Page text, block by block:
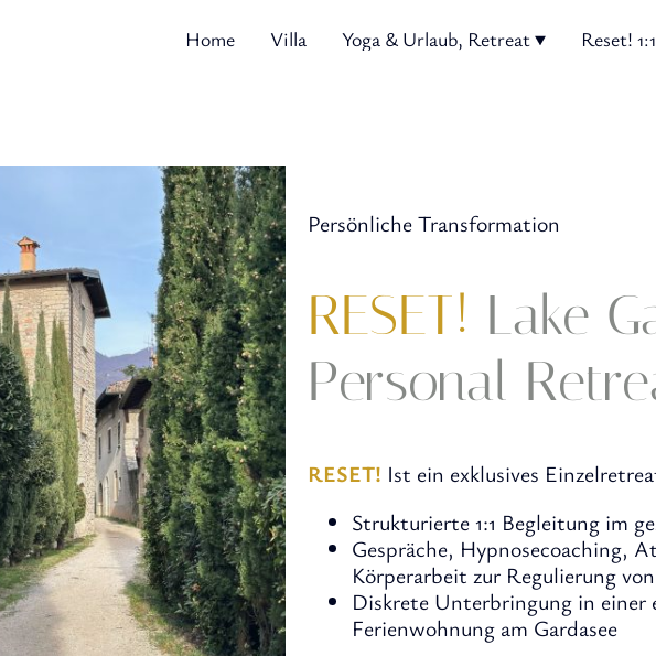
Home Villa Yoga & Urlaub, Retreat
Persönliche Transformation
RESET! Lake
Personal
RESET! Ist ein exklusives
Strukturierte 1:1 Begleitung im
Gespräche, Hypnosecoaching,
Körperarbeit zur Regulierung
Diskrete Unterbringung in einer
Ferienwohnung am Gardasee